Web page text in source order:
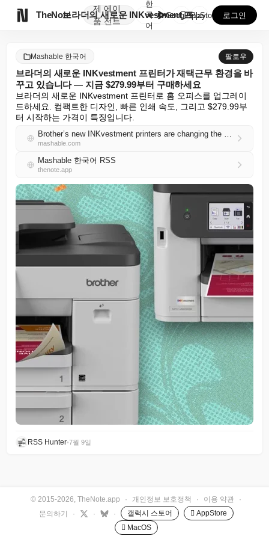
TheNote
제
품
에이
전트
브라더의 새로운 INKvestment 프린터가 재택근무...
한
국
어
GooglePlay
AppStore 로그인
Mashable 한국어 팔로우
브라더의 새로운 INKvestment 프린터가 재택근무 환경을 바
꾸고 있습니다 — 지금 $279.99부터 구매하세요
브라더의 새로운 INKvestment 프린터로 홈 오피스를 업그레이
드하세요. 컴팩트한 디자인, 빠른 인쇄 속도, 그리고 $279.99부
터 시작하는 가격이 특징입니다.
Brother’s new INKvestment printers are changing the work-from-home game — buy now from $279.99
mashable.com
Mashable 한국어 RSS
thenote.app
RSS Hunter•7월 9일
© 2015-2026, TheNote.app · 개인정보 보호정책 · 이용 약관
·
문의하기
· · · 갤럭시 스토어
 AppStore
 MacOS